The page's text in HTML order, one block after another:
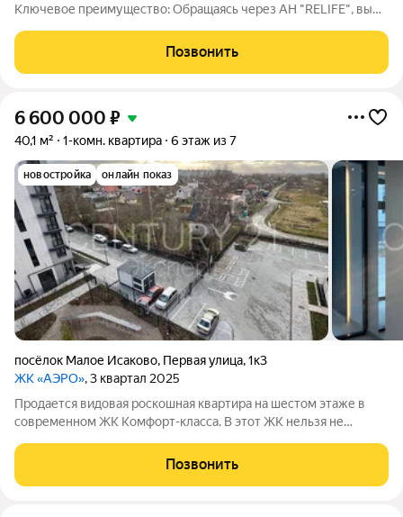
Ключевое преимущество: Обращаясь через АН "RELIFE", вы
квартиры. Площадь квартиры 65,5м2 без отделки. Есть
возможность заказать ремонт "под ключ" у
Позвонить
6 600 000 ₽
40,1 м² 1-комн. квартира 6 этаж из 7
новостройка онлайн показ
посёлок Малое Исаково, Первая улица,1к3
ЖК «АЭРО», 3 квартал 2025
Продается видовая роскошная квартира на шестом этаже в
современном ЖК Комфорт-класса. В этот ЖК нельзя не
мелочей. Шикарный вид из окна. Площадь: 42,5 м. Один
санузел, французский балкон и шикарная
Позвонить